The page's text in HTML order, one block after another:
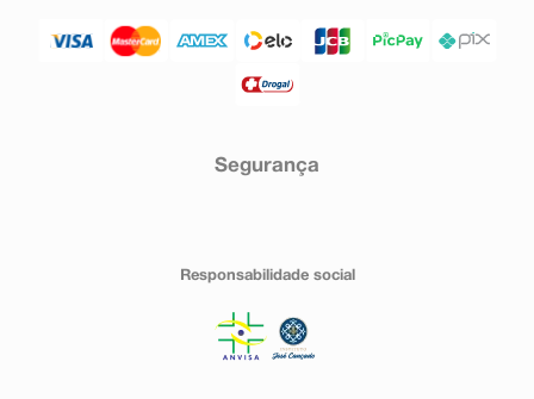
Segurança
Responsabilidade social